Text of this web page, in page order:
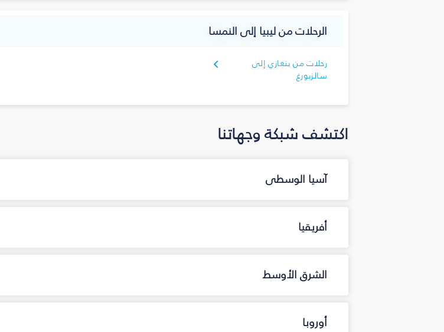
الرحلات من ليبيا إلى النمسا
رحلات من بنغازي إلى
سالزبورغ
اكتشف شبكة وجهاتنا
آسيا الوسطى
أفريقيا
الشرق الأوسط
أوروبا